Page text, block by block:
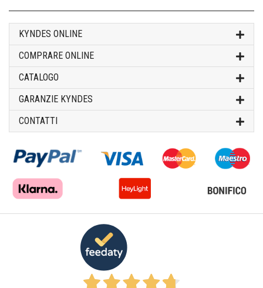
KYNDES ONLINE
COMPRARE ONLINE
CATALOGO
GARANZIE KYNDES
CONTATTI